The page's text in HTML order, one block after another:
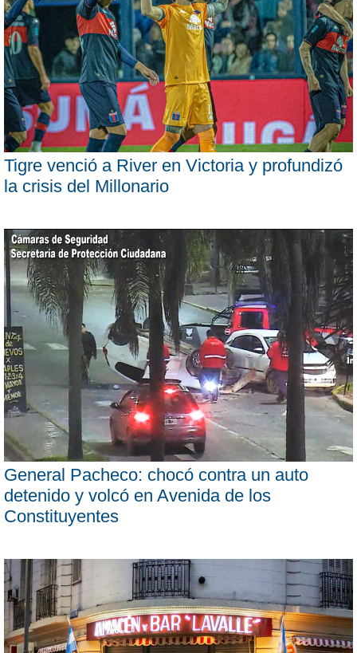
Tigre venció a River en Victoria y profundizó
la crisis del Millonario
General Pacheco: chocó contra un auto
detenido y volcó en Avenida de los
Constituyentes